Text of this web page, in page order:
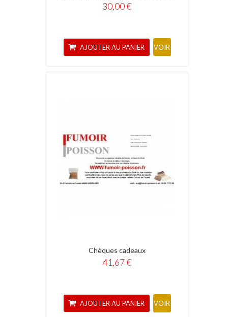
30,00 €
AJOUTER AU PANIER VOIR
Chèques cadeaux
41,67 €
AJOUTER AU PANIER VOIR